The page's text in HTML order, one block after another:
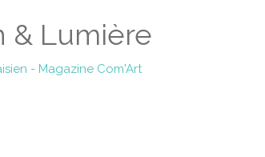
& Lumière
- Magazine Com'Art